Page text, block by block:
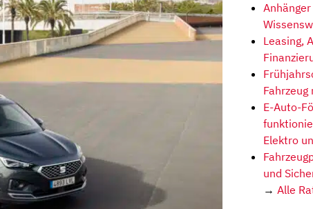
Leasing,
E-Auto-
Elektro
und
→ Alle